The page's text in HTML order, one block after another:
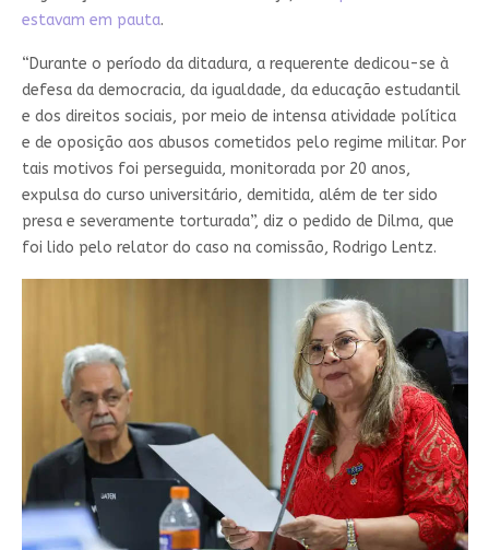
estavam em pauta.
“Durante o período da ditadura, a requerente dedicou-se à
defesa da democracia, da igualdade, da educação estudantil
e dos direitos sociais, por meio de intensa atividade política
e de oposição aos abusos cometidos pelo regime militar. Por
tais motivos foi perseguida, monitorada por 20 anos,
expulsa do curso universitário, demitida, além de ter sido
presa e severamente torturada”, diz o pedido de Dilma, que
foi lido pelo relator do caso na comissão, Rodrigo Lentz.